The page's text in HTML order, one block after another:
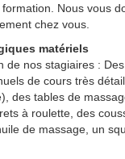
Nous vous
chez vous.
matériels
de nos stagiaires :
de cours très
des tables de
à roulette, des
de massage, un